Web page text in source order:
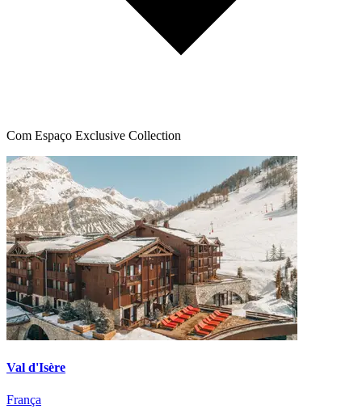
Com Espaço Exclusive Collection
Val d'Isère
França